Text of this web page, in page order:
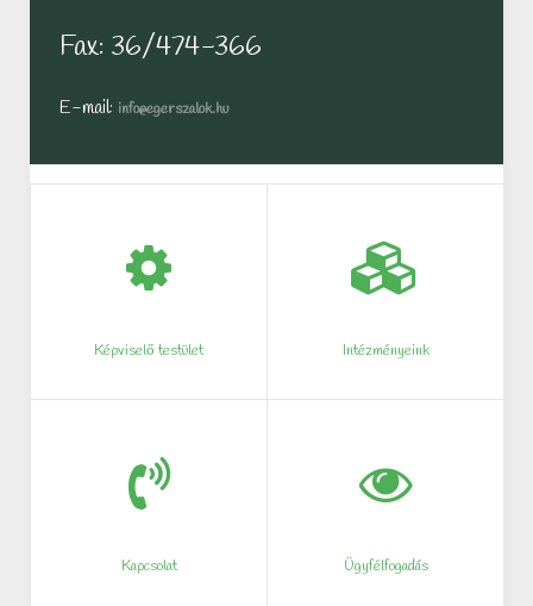
Fax: 36/474-366
E-mail: info@egerszalok.hu
Képviselő testület Intézményeink
Kapcsolat Ügyfélfogadás